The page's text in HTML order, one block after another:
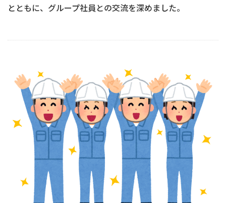
とともに、グループ社員との交流を深めました。